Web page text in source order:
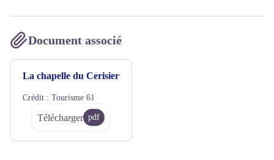
Document associé
La chapelle du Cerisier
Crédit : Tourisme 61
Télécharger pdf